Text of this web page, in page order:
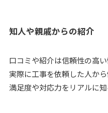
知人や親戚からの紹介
口コミや紹介は信頼性の高い
実際に工事を依頼した人か
満足度や対応力をリアルに知